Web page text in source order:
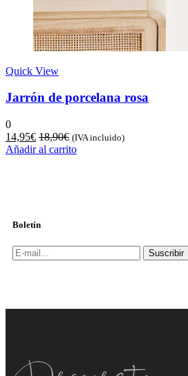
Quick View
Jarrón de porcelana rosa
0
14,95€ 18,90€ (IVA incluido)
Añadir al carrito
Boletín
Suscribir